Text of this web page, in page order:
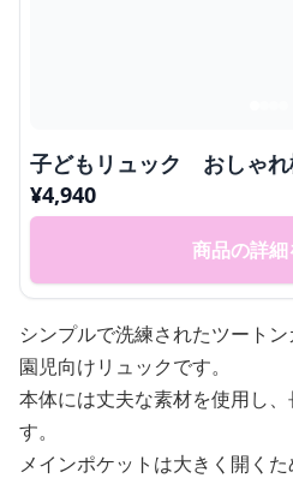
子どもリュック おしゃれ
¥4,940
商品の詳細
シンプルで洗練されたツート
園児向けリュックです。
本体には丈夫な素材を使用し
す。
メインポケットは大きく開く